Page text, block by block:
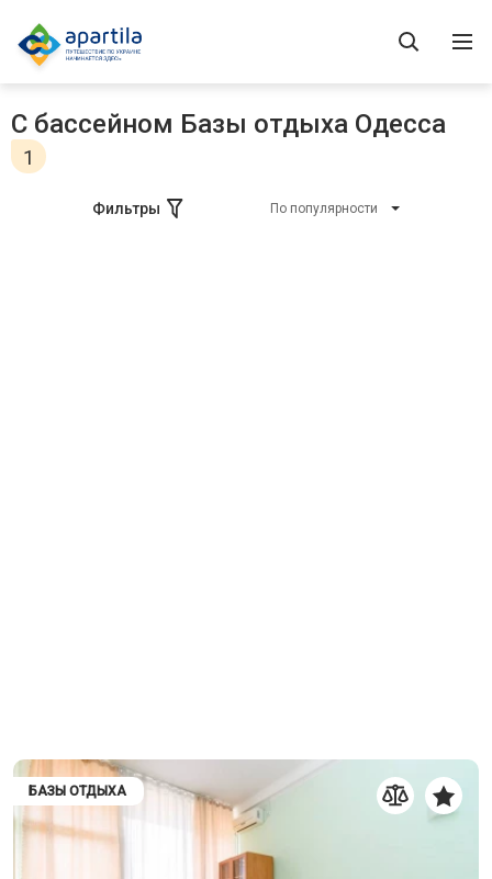
С бассейном Базы отдыха Одесса
1
Фильтры По популярности
БАЗЫ ОТДЫХА